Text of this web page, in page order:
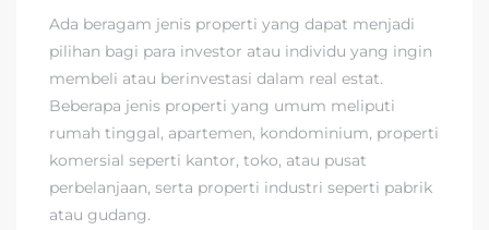
Ada beragam jenis properti yang dapat menjadi
pilihan bagi para investor atau individu yang ingin
membeli atau berinvestasi dalam real estat.
Beberapa jenis properti yang umum meliputi
rumah tinggal, apartemen, kondominium, properti
komersial seperti kantor, toko, atau pusat
perbelanjaan, serta properti industri seperti pabrik
atau gudang.